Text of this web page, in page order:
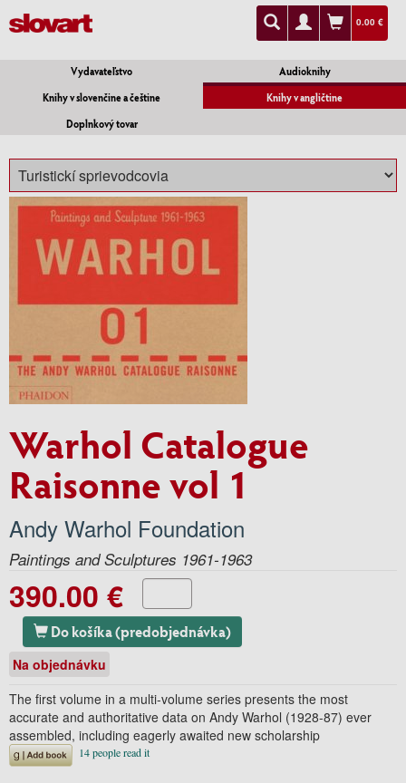
0.00 €
Vydavateľstvo
Audioknihy
Knihy v slovenčine a češtine
Knihy v angličtine
Doplnkový tovar
Warhol Catalogue
Raisonne vol 1
Andy Warhol Foundation
Paintings and Sculptures 1961-1963
390.00 €
Do košíka (predobjednávka)
Na objednávku
The first volume in a multi-volume series presents the most
accurate and authoritative data on Andy Warhol (1928-87) ever
assembled, including eagerly awaited new scholarship